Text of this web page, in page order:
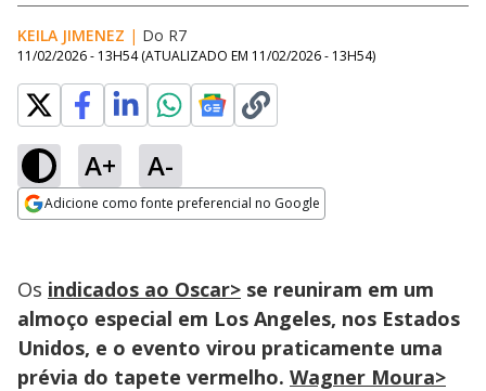
KEILA JIMENEZ | Do R7
11/02/2026 - 13H54 (ATUALIZADO EM 11/02/2026 - 13H54)
A+ A-
Adicione como fonte preferencial no Google
Ativar
:
39.39%
Os indicados ao Oscar> se reuniram em um
almoço especial em Los Angeles, nos Estados
Unidos, e o evento virou praticamente uma
prévia do tapete vermelho. Wagner Moura>